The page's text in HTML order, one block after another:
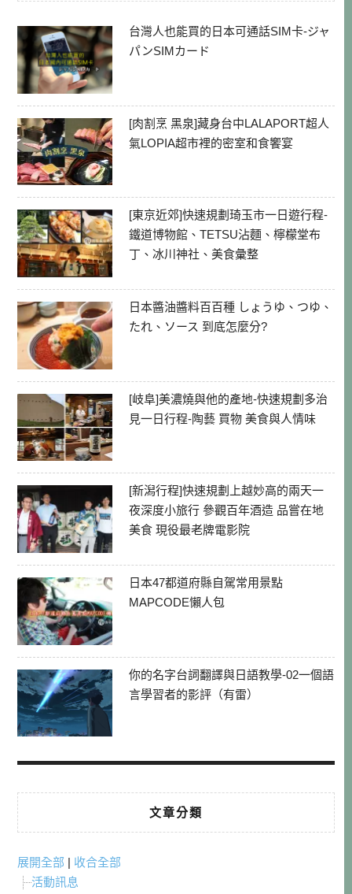
台灣人也能買的日本可通話SIM卡-ジャ
パンSIMカード
[肉割烹 黑泉]藏身台中LALAPORT超人
氣LOPIA超市裡的密室和食饗宴
[東京近郊]快速規劃琦玉市一日遊行程-
鐵道博物館、TETSU沾麵、檸檬堂布
丁、冰川神社、美食彙整
日本醬油醬料百百種 しょうゆ、つゆ、
たれ、ソース 到底怎麼分?
[岐阜]美濃燒與他的產地-快速規劃多治
見一日行程-陶藝 買物 美食與人情味
[新潟行程]快速規劃上越妙高的兩天一
夜深度小旅行 參觀百年酒造 品嘗在地
美食 現役最老牌電影院
日本47都道府縣自駕常用景點
MAPCODE懶人包
你的名字台詞翻譯與日語教學-02一個語
言學習者的影評（有雷）
文章分類
展開全部 | 收合全部
活動訊息